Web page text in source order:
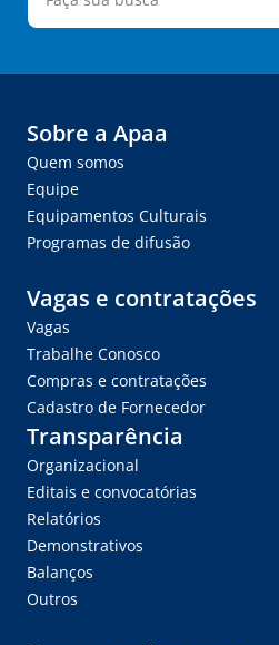
Sobre a Apaa
Quem somos
Equipe
Equipamentos Culturais
Programas de difusão
Vagas e contratações
Vagas
Trabalhe Conosco
Compras e contratações
Cadastro de Fornecedor
Transparência
Organizacional
Editais e convocatórias
Relatórios
Demonstrativos
Balanços
Outros